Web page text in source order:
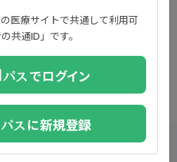
医療サイトで共通して利用可
共通ID」です。